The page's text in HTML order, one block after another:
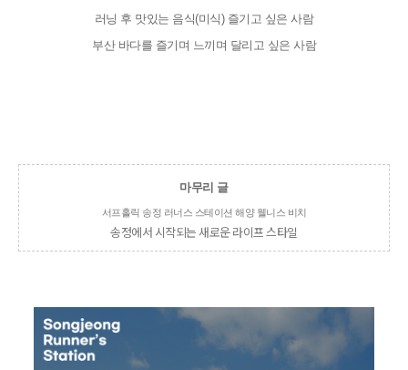
러닝 후 맛있는 음식(미식) 즐기고 싶은 사람
마무리 글
서프홀릭 송정 러너스 스테이션 해양 웰니스 비치
송정에서 시작되는 새로운 라이프 스타일